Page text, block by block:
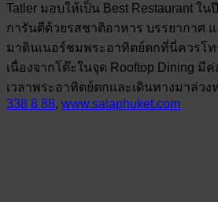
Tatler มอบให้เป็น Best Restaurant ใ
การันตีด้วยรสชาติอาหาร บรรยากาศ
มาดินเนอร์ชมพระอาทิตย์ตกที่นี่ควรโท
เนื่องจากโต๊ะในจุด Rooftop Dining มี
เวลาพระอาทิตย์ตกและเดินทางมาล่ว
338 8 88, www.salaphuket.com